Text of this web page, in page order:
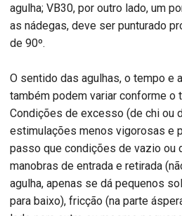
agulha; VB30, por outro lado, um
as nádegas, deve ser punturado
de 90º.
O sentido das agulhas, o tempo e
também podem variar conforme o
Condições de excesso (de chi ou
estimulações menos vigorosas e
passo que condições de vazio ou
manobras de entrada e retirada
agulha, apenas se dá pequenos
para baixo), fricção (na parte